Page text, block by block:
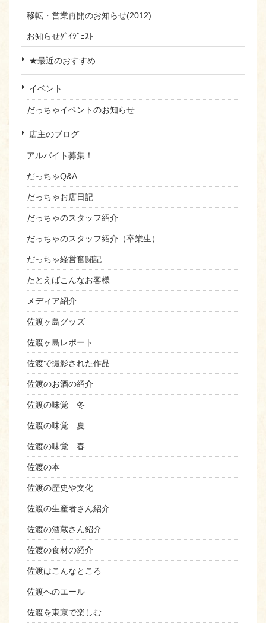
移転・営業再開のお知らせ(2012)
お知らせﾀﾞｲｼﾞｪｽﾄ
★最近のおすすめ
イベント
だっちゃイベントのお知らせ
店主のブログ
アルバイト募集！
だっちゃQ&A
だっちゃお店日記
だっちゃのスタッフ紹介
だっちゃのスタッフ紹介（卒業生）
だっちゃ経営奮闘記
たとえばこんなお客様
メディア紹介
佐渡ヶ島グッズ
佐渡ヶ島レポート
佐渡で撮影された作品
佐渡のお酒の紹介
佐渡の味覚 冬
佐渡の味覚 夏
佐渡の味覚 春
佐渡の本
佐渡の歴史や文化
佐渡の生産者さん紹介
佐渡の酒蔵さん紹介
佐渡の食材の紹介
佐渡はこんなところ
佐渡へのエール
佐渡を東京で楽しむ